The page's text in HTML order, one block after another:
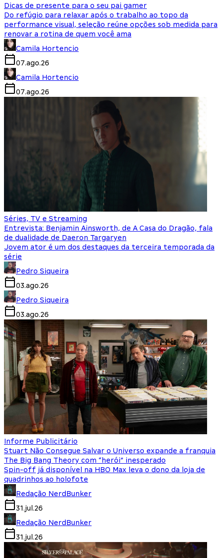
Dicas de presente para o seu pai gamer
Do refúgio para relaxar após o trabalho ao topo da
performance visual, seleção reúne opções sob medida para
renovar a rotina de quem você ama
Camila Hortencio
07.ago.26
Camila Hortencio
07.ago.26
Séries, TV e Streaming
Entrevista: Benjamin Ainsworth, de A Casa do Dragão, fala
de dualidade de Daeron Targaryen
Jovem ator é um dos destaques da terceira temporada da
série
Pedro Siqueira
03.ago.26
Pedro Siqueira
03.ago.26
Informe Publicitário
Stuart Não Consegue Salvar o Universo expande a franquia
The Big Bang Theory com “herói” inesperado
Spin-off já disponível na HBO Max leva o dono da loja de
quadrinhos ao holofote
Redação NerdBunker
31.jul.26
Redação NerdBunker
31.jul.26